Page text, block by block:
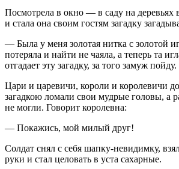
Посмотрела в окно — в саду на деревьях
и стала она своим гостям загадку
— Была у меня золотая нитка с золотой
потеряла и найти не чаяла, а теперь та
отгадает эту загадку, за того замуж пойду.
Цари и царевичи, короли и королевичи
загадкою ломали свои мудрые головы, а
не могли. Говорит королевна:
— Покажись, мой милый друг!
Солдат снял с себя шапку-невидимку,
руки и стал целовать в уста сахарные.